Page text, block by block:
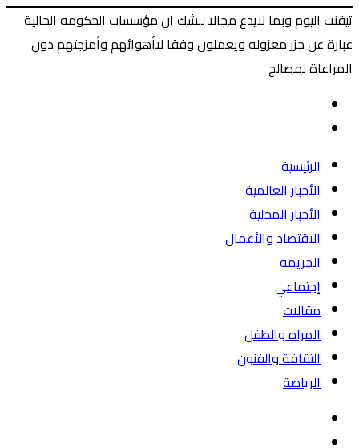
تيقنت اليوم وبما لايدع مجالا للشك ان مؤسسات الحكومه الحالية
عبارة عن جزر معزوله ويعملون وفقا لاأهوائهم وأمزجتهم دون
المراعاة لمصالح
الرئيسية
الأخبار العالمية
الأخبار المحلية
الاقتصاد والأعمال
الجريمه
إجتماعي
مقالات
المراه والطفل
الثقافة والفنون
الرياضة